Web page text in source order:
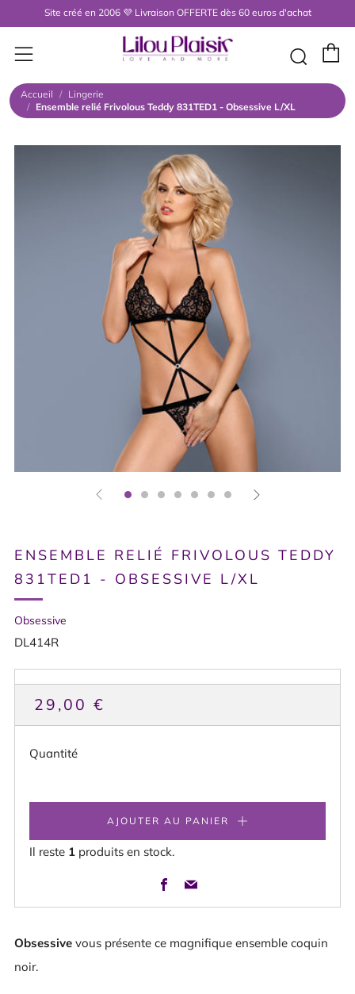
Site créé en 2006 💜 Livraison OFFERTE dès 60 euros d'achat
Menu
Accueil / Lingerie
/ Ensemble relié Frivolous Teddy 831TED1 - Obsessive L/XL
ENSEMBLE RELIÉ FRIVOLOUS TEDDY
831TED1 - OBSESSIVE L/XL
Obsessive
DL414R
PRIX
HABITUEL
29,00 €
Quantité
AJOUTER AU PANIER
Il reste 1 produits en stock.
Facebook
Email
Obsessive vous présente ce magnifique ensemble coquin
noir.